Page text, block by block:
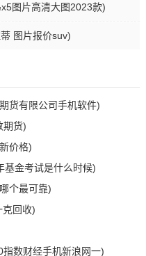
图片高清大图2023款)
图片报价suv)
货有限公司手机软件)
期货)
价格)
基金考试是什么时候)
个最可靠)
克回收)
数财经手机新浪网一)